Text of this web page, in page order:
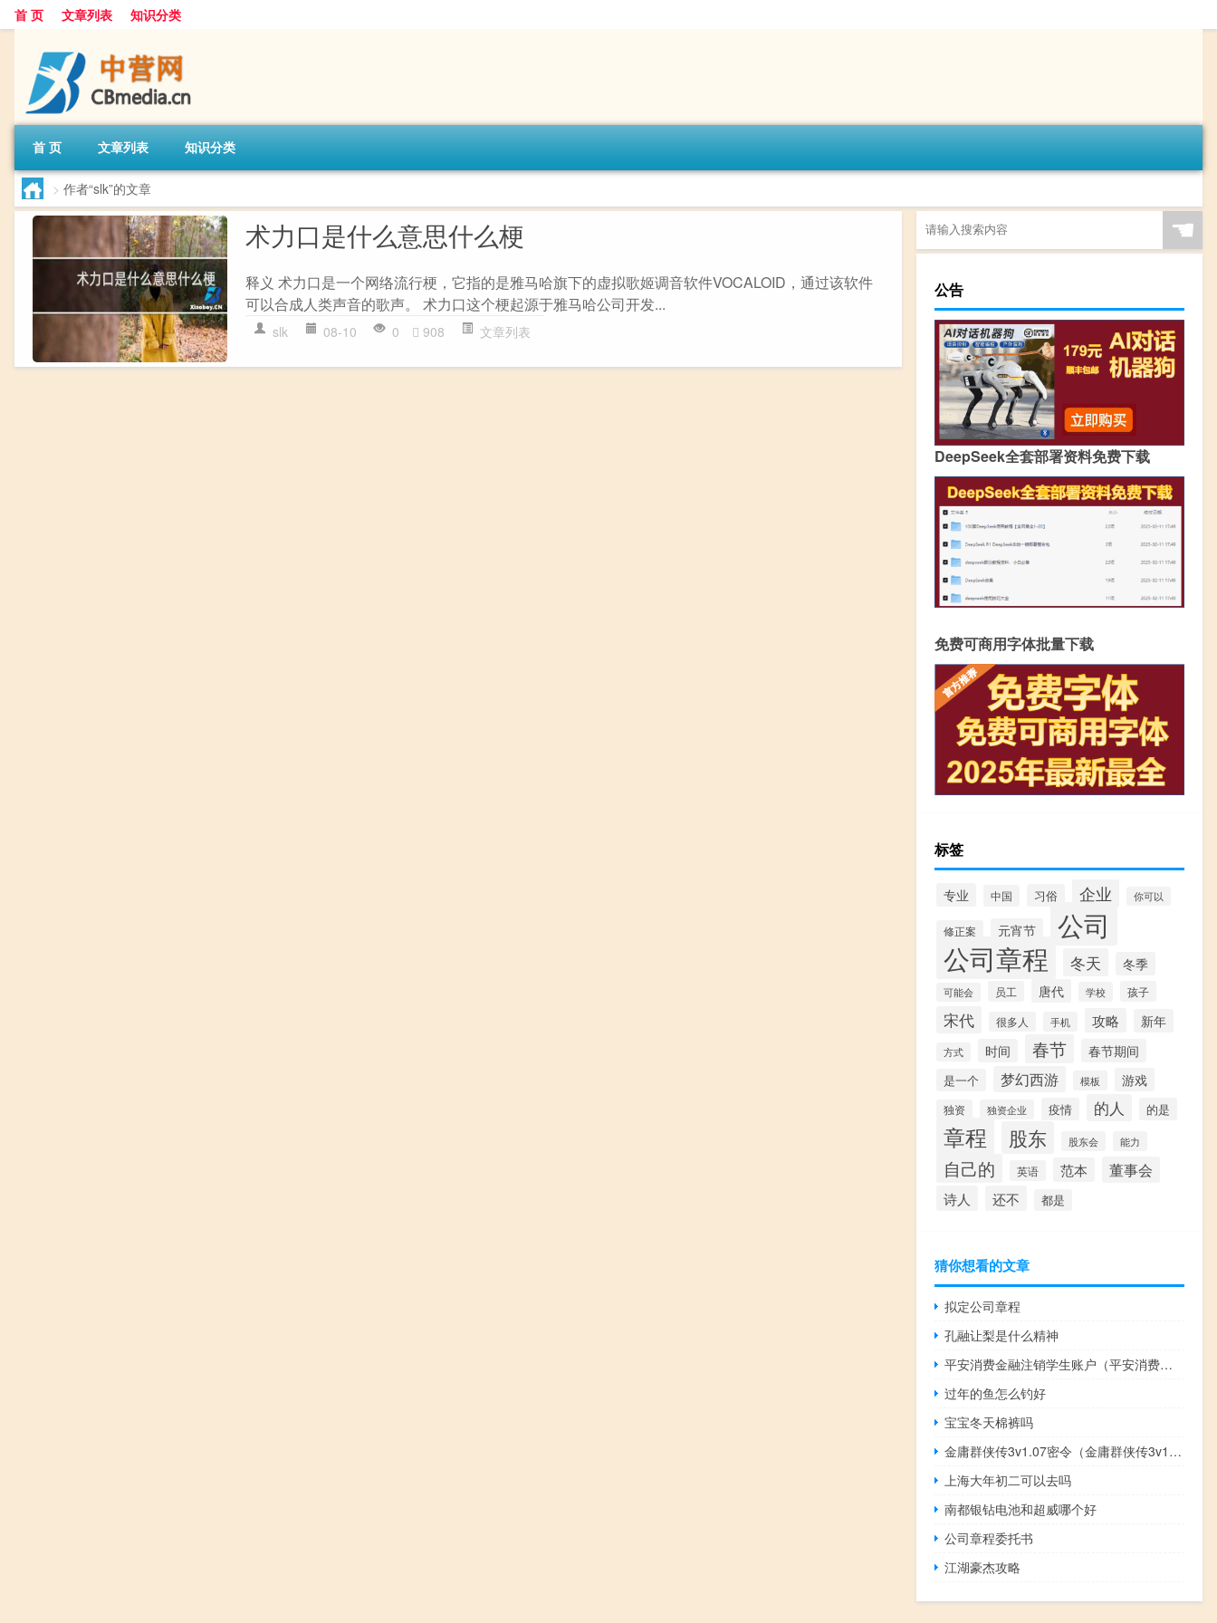
首 页 文章列表 知识分类
首 页 文章列表 知识分类
> 作者“slk”的文章
术力口是什么意思什么梗
释义 术力口是一个网络流行梗，它指的是雅马哈旗下的虚拟歌姬调音软件VOCALOID，通过该软件
可以合成人类声音的歌声。 术力口这个梗起源于雅马哈公司开发...
slk 08-10 0 908 文章列表
☚
公告
DeepSeek全套部署资料免费下载
免费可商用字体批量下载
标签
专业 中国 习俗 企业 你可以
修正案 元宵节 公司
公司章程 冬天 冬季
可能会 员工 唐代 学校 孩子
宋代 很多人 手机 攻略 新年
方式 时间 春节 春节期间
是一个 梦幻西游 模板 游戏
独资 独资企业 疫情 的人 的是
章程 股东 股东会 能力
自己的 英语 范本 董事会
诗人 还不 都是
猜你想看的文章
拟定公司章程
孔融让梨是什么精神
平安消费金融注销学生账户（平安消费金融注销）
过年的鱼怎么钓好
宝宝冬天棉裤吗
金庸群侠传3v1.07密令（金庸群侠传3v1 08）
上海大年初二可以去吗
南都银钻电池和超威哪个好
公司章程委托书
江湖豪杰攻略